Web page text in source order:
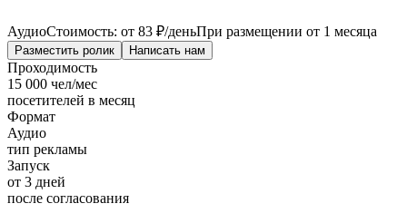
АудиоСтоимость: от 83 ₽/деньПри размещении от 1 месяца
Разместить ролик Написать нам
Проходимость
15 000 чел/мес
посетителей в месяц
Формат
Аудио
тип рекламы
Запуск
от 3 дней
после согласования